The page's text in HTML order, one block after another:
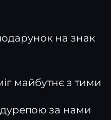
на знак
майбутнє з тими
за нами